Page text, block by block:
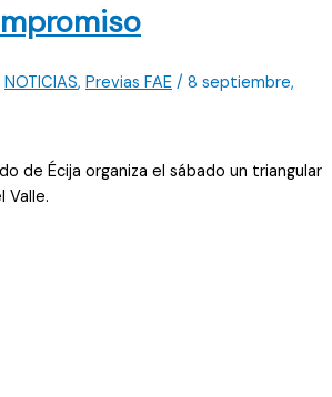
NOTICIAS, Previas FAE / 8 septiembre,
de Écija organiza el sábado un triangular
Valle.